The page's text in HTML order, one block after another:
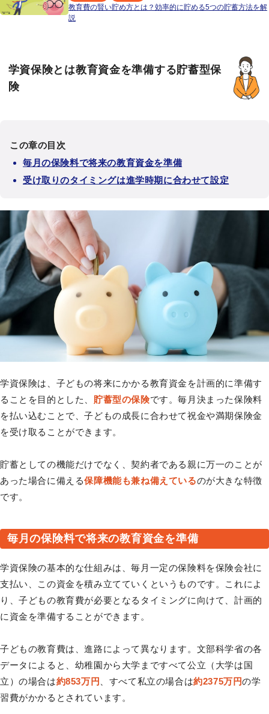
教育費の賢い貯め方とは？効率的に貯める5つの貯蓄方法を解
説
学資保険とは教育資金を準備する貯蓄型保
険
この章の目次
毎月の保険料で将来の教育資金を準備
受け取りのタイミングは進学時期に合わせて設定
学資保険は、子どもの将来にかかる教育資金を計画的に準備す
ることを目的とした、 貯蓄型の保険です。毎月決まった保険料
を払い込むことで、子どもの成長に合わせて祝金や満期保険金
を受け取ることができます。
貯蓄としての機能だけでなく、契約者である親に万一のことが
あった場合に備える保障機能も兼ね備えているのが大きな特徴
です。
毎月の保険料で将来の教育資金を準備
学資保険の基本的な仕組みは、毎月一定の保険料を保険会社に
支払い、この資金を積み立てていくというものです。これによ
り、子どもの教育費が必要となるタイミングに向けて、計画的
に資金を準備することができます。
子どもの教育費は、進路によって異なります。文部科学省の各
データによると、幼稚園から大学まですべて公立（大学は国
立）の場合は約853万円 、すべて私立の場合は約2375万円の学
習費がかかるとされています。